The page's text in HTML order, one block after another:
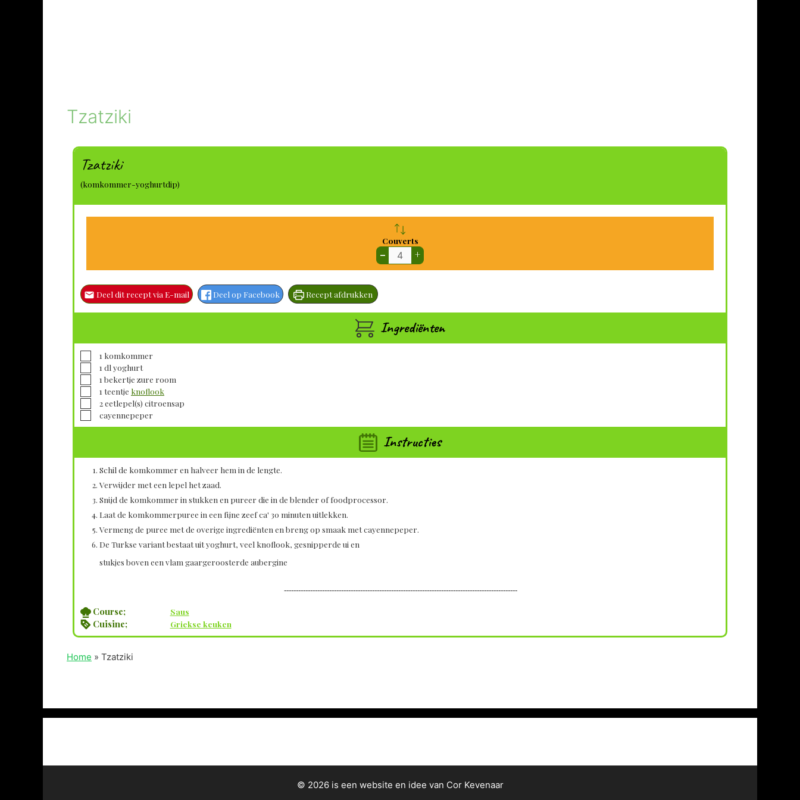
Tzatziki
Tzatziki
(komkommer-yoghurtdip)
Couverts
– +
Deel dit recept via E-mail Deel op Facebook Recept afdrukken
Ingrediënten
▢1 komkommer
▢1 dl yoghurt
▢1 bekertje zure room
▢1 teentje knoflook
▢
2eetlepel(s) citroensap
▢
cayennepeper
Instructies
Schil de komkommer en halveer hem in de lengte.
Verwijder met een lepel het zaad.
Snijd de komkommer in stukken en pureer die in de blender of foodprocessor.
Laat de komkommerpuree in een fijne zeef ca' 30 minuten uitlekken.
Vermeng de puree met de overige ingrediënten en breng op smaak met cayennepeper.
De Turkse variant bestaat uit yoghurt, veel knoflook, gesnipperde ui en
stukjes boven een vlam gaargeroosterde aubergine
--------------------------------------------------------------------------------------------------
Course; Saus
Cuisine; Griekse keuken
Home » Tzatziki
© 2026 is een website en idee van Cor Kevenaar